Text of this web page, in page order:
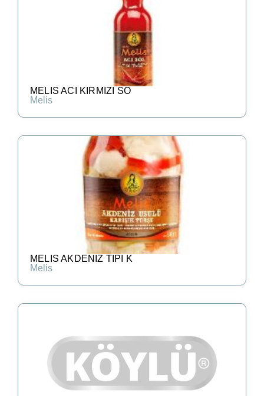
MELIS ACI KIRMIZI SO
Melis
MELIS AKDENIZ TIPI K
Melis